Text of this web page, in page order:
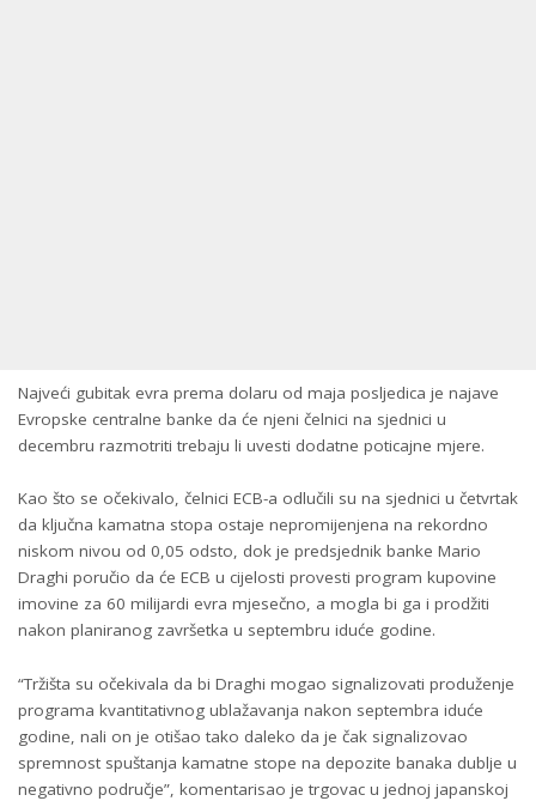
Najveći gubitak evra prema dolaru od maja posljedica je najave
Evropske centralne banke da će njeni čelnici na sjednici u
decembru razmotriti trebaju li uvesti dodatne poticajne mjere.
Kao što se očekivalo, čelnici ECB-a odlučili su na sjednici u četvrtak
da ključna kamatna stopa ostaje nepromijenjena na rekordno
niskom nivou od 0,05 odsto, dok je predsjednik banke Mario
Draghi poručio da će ECB u cijelosti provesti program kupovine
imovine za 60 milijardi evra mjesečno, a mogla bi ga i prodžiti
nakon planiranog završetka u septembru iduće godine.
“Tržišta su očekivala da bi Draghi mogao signalizovati produženje
programa kvantitativnog ublažavanja nakon septembra iduće
godine, nali on je otišao tako daleko da je čak signalizovao
spremnost spuštanja kamatne stope na depozite banaka dublje u
negativno područje”, komentarisao je trgovac u jednoj japanskoj